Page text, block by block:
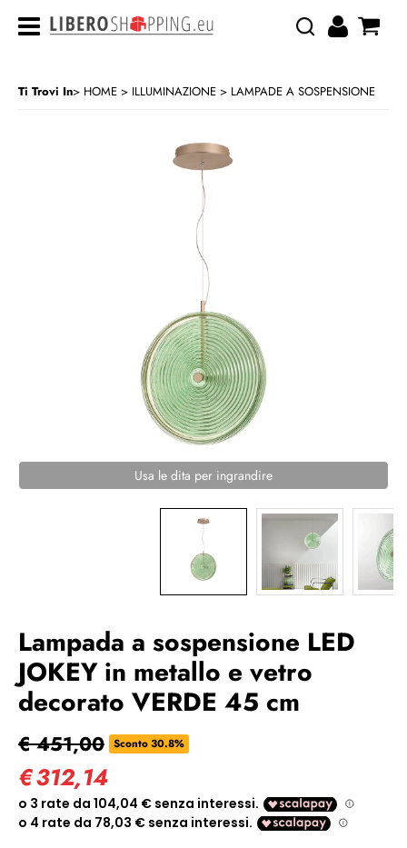
Ti Trovi In HOME ILLUMINAZIONE LAMPADE A SOSPENSIONE
Lampada a sospensione LED
JOKEY in metallo e vetro
decorato VERDE 45 cm
Usa le dita per ingrandire
€ 451,00 Sconto 30.8%
€312,14